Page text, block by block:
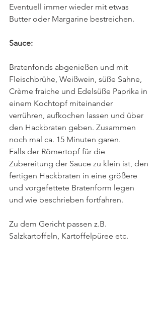
Eventuell immer wieder mit etwas
Butter oder Margarine bestreichen.
Sauce:
Bratenfonds abgenießen und mit
Fleischbrühe, Weißwein, süße Sahne,
Crème fraiche und Edelsüße Paprika in
einem Kochtopf miteinander
verrühren, aufkochen lassen und über
den Hackbraten geben. Zusammen
noch mal ca. 15 Minuten garen.
Falls der Römertopf für die
Zubereitung der Sauce zu klein ist, den
fertigen Hackbraten in eine größere
und vorgefettete Bratenform legen
und wie beschrieben fortfahren.
Zu dem Gericht passen z.B.
Salzkartoffeln, Kartoffelpüree etc.